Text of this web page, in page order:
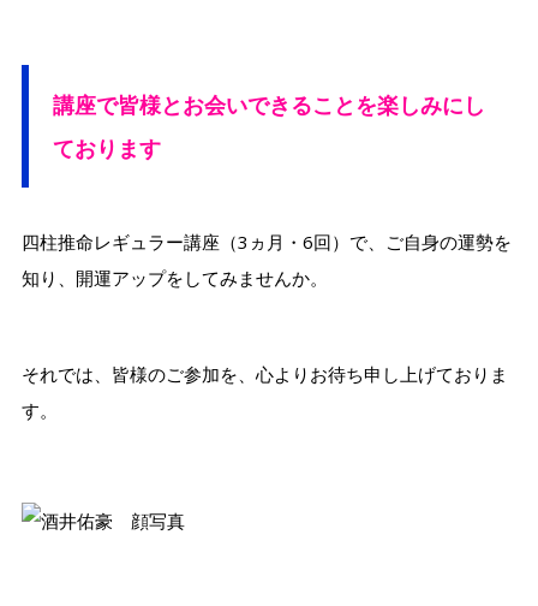
講座で皆様とお会いできることを楽しみにし
ております
四柱推命レギュラー講座（3ヵ月・6回）で、ご自身の運勢を
知り、開運アップをしてみませんか。
それでは、皆様のご参加を、心よりお待ち申し上げておりま
す。